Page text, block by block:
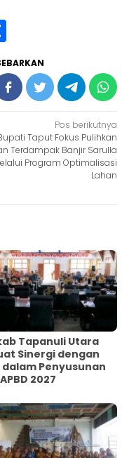
Pos berikutnya
Taput Fokus Pulihkan
Terdampak Banjir Sarulla
Program Optimalisasi
Lahan
Tapanuli Utara
Sinergi dengan
dalam Penyusunan
2027